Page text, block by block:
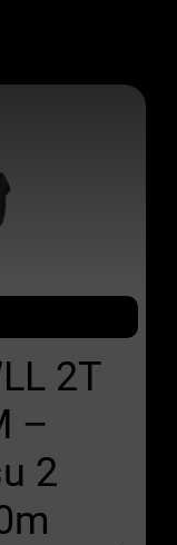
2T
–
2